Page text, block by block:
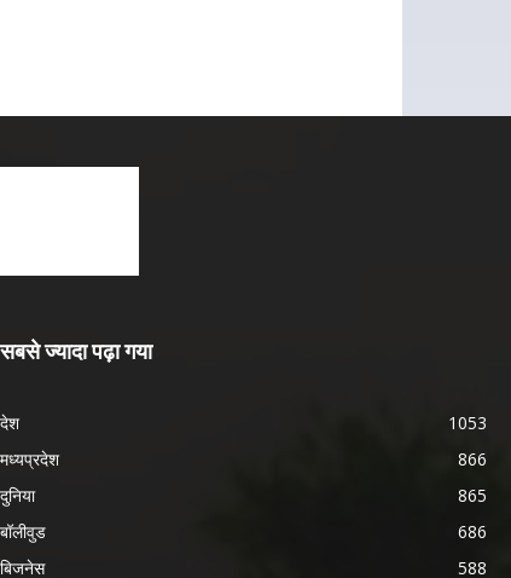
सबसे ज्यादा पढ़ा गया
देश
1053
मध्यप्रदेश
866
दुनिया
865
बॉलीवुड
686
बिजनेस
588